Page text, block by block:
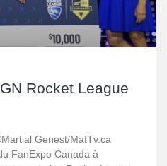
Rocket League
Genest/MatTv.ca
FanExpo Canada à